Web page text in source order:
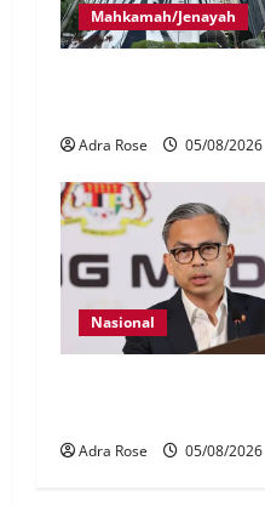
Mahkamah/Jenayah
Adra Rose 05/08/2026
Nasional
Adra Rose 05/08/2026